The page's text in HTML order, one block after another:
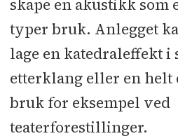
skape en akustikk som
typer bruk. Anlegget
lage en katedraleffekt i
etterklang eller en
bruk for eksempel ved
teaterforestillinger.